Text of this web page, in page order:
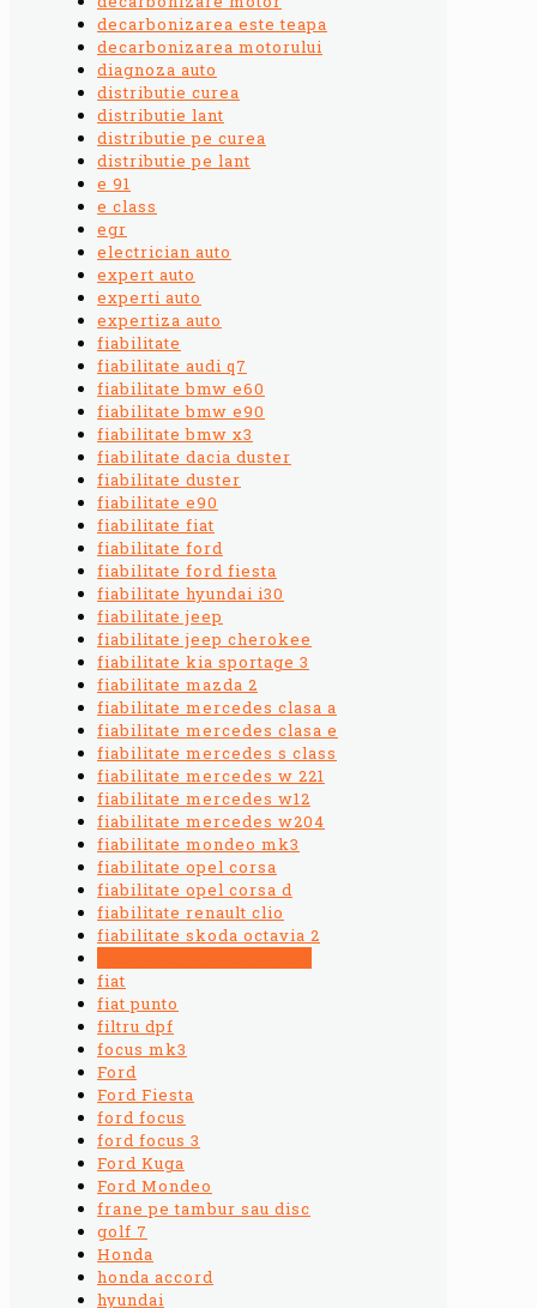
decarbonizarea este teapa
decarbonizarea motorului
diagnoza auto
distributie curea
distributie lant
distributie pe curea
distributie pe lant
e 91
e class
egr
electrician auto
expert auto
experti auto
expertiza auto
fiabilitate
fiabilitate audi q7
fiabilitate bmw e60
fiabilitate bmw e90
fiabilitate bmw x3
fiabilitate dacia duster
fiabilitate duster
fiabilitate e90
fiabilitate fiat
fiabilitate ford
fiabilitate ford fiesta
fiabilitate hyundai i30
fiabilitate jeep
fiabilitate jeep cherokee
fiabilitate kia sportage 3
fiabilitate mazda 2
fiabilitate mercedes clasa a
fiabilitate mercedes clasa e
fiabilitate mercedes s class
fiabilitate mercedes w 221
fiabilitate mercedes w12
fiabilitate mercedes w204
fiabilitate mondeo mk3
fiabilitate opel corsa
fiabilitate opel corsa d
fiabilitate renault clio
fiabilitate skoda octavia 2
fiat
fiat punto
filtru dpf
focus mk3
Ford
Ford Fiesta
ford focus
ford focus 3
Ford Kuga
Ford Mondeo
frane pe tambur sau disc
golf 7
Honda
honda accord
hyundai